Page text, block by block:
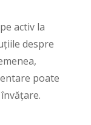
activ la
despre
poate